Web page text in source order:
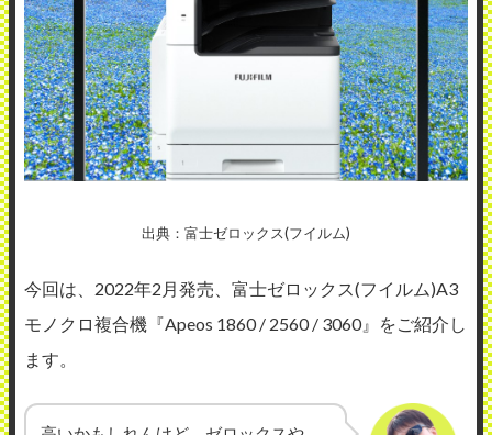
出典：富士ゼロックス(フイルム)
今回は、2022年2月発売、富士ゼロックス(フイルム)A3
モノクロ複合機『Apeos 1860 / 2560 / 3060』をご紹介し
ます。